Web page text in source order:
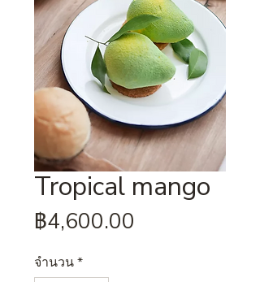
Tropical mango
฿4,600.00
จำนวน*